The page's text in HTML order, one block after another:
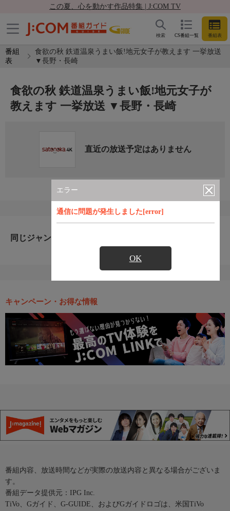
この夏、心を動かす作品特集 | J:COM TV
CS番組一覧 番組表
検索
番組
表
食欲の秋 鉄道温泉うまい飯!地元女子が教えます 一挙放送
▼長野・長崎
エラー
通信に問題が発生しました[error]
OK
食欲の秋 鉄道温泉うまい飯!地元女子が
教えます 一挙放送 ▼長野・長崎
直近の放送予定はありません
同じジャンルのおすすめ番組
キャンペーン・お得な情報
番組内容、放送時間などが実際の放送内容と異なる場合がございま
す。
番組データ提供元：IPG Inc.
TiVo、Gガイド、G-GUIDE、およびGガイドロゴは、米国TiVo